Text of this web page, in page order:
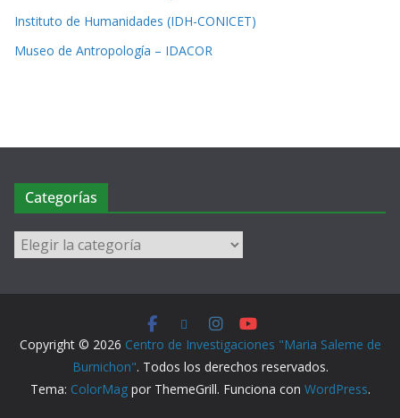
Instituto de Humanidades (IDH-CONICET)
Museo de Antropología – IDACOR
Categorías
Copyright © 2026 Centro de Investigaciones "Maria Saleme de
Burnichon". Todos los derechos reservados.
Tema: ColorMagpor ThemeGrill. Funciona con WordPress.